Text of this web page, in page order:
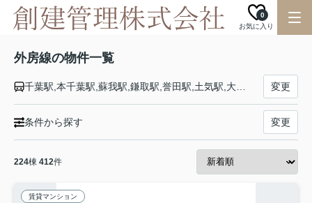
お気に入り
0
外房線の物件一覧
変更
条件から探す 変更
224棟 412件
賃貸マンション